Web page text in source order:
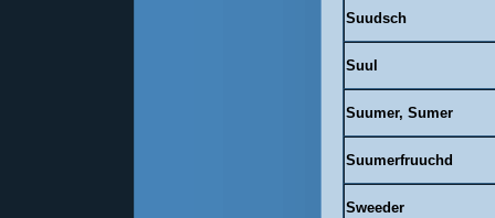
Suudsch
Suul
Suumer, Sumer
Suumerfruuchd
Sweeder